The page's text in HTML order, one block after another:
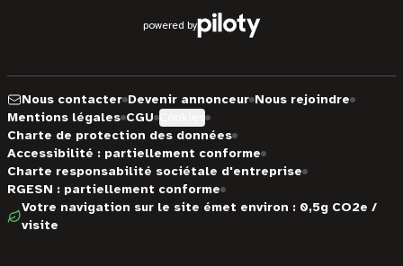
powered by
Nous contacter Devenir annonceur Nous rejoindre
Mentions légales CGU
Charte de protection des données
Accessibilité : partiellement conforme
Charte responsabilité sociétale d'entreprise
RGESN : partiellement conforme
Votre navigation sur le site émet environ : 0,5g CO2e /
visite